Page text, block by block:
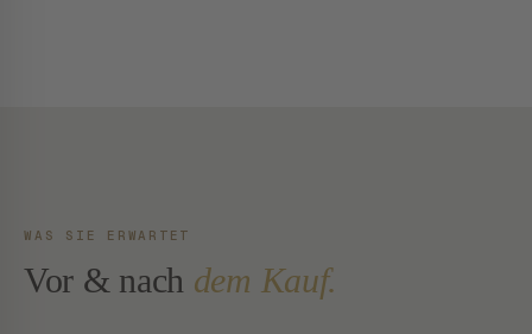
WAS SIE ERWARTET
Vor & nach dem Kauf.